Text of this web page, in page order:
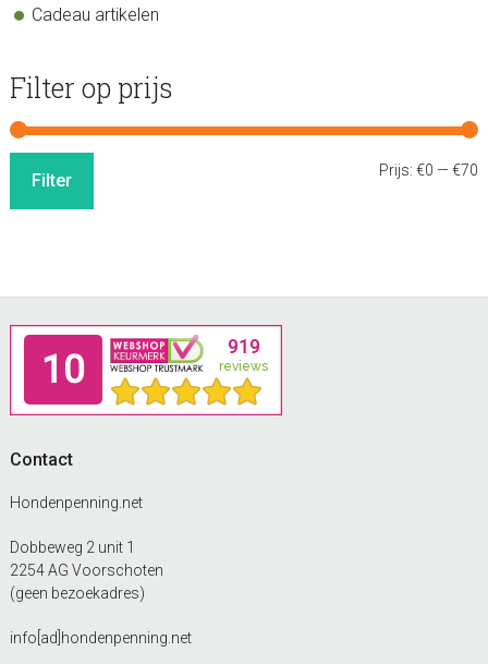
Cadeau artikelen
Filter op prijs
Filter Prijs:€0 —€70
Footer
Contact
Hondenpenning.net
Dobbeweg 2 unit 1
2254 AG Voorschoten
(geen bezoekadres)
info[ad]hondenpenning.net